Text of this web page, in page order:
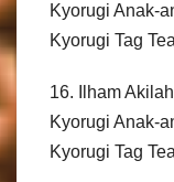
Kyorugi Anak-
Kyorugi Tag
16. Ilham
Kyorugi Anak-
Kyorugi Tag